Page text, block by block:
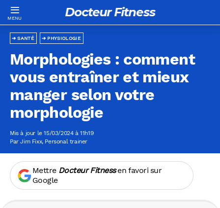
Docteur Fitness
PHYSIOLOGIE
SANTÉ
Morphologies : comment
vous entraîner et mieux
manger selon votre
morphologie
Mis à jour le 15/03/2024 à 11h19
ParJim Fixx, Personal trainer
Mettre Docteur Fitnessen favori sur
Google